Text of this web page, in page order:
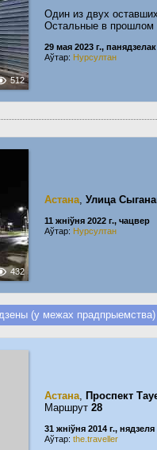
512
Один из двух
Остальные в прошлом
29 мая 2023 г., панядзелак
Аўтар: Нурсултан
432
Астана, Улица
11 жніўня 2022 г., чацвер
Аўтар: Нурсултан
(у межах прадпрыемства)
Астана, Проспект
Маршрут 28
31 жніўня 2014 г., нядзеля
Аўтар: the.traveller